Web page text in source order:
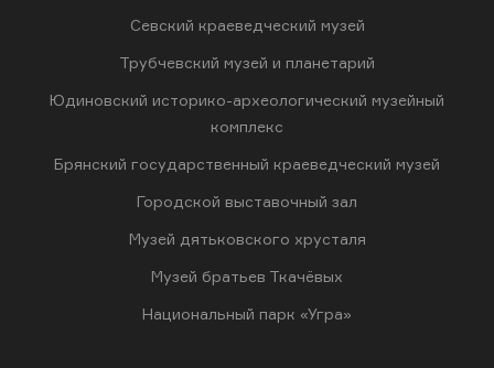
Севский краеведческий музей
Трубчевский музей и планетарий
Юдиновский историко-археологический музейный
комплекс
Брянский государственный краеведческий музей
Городской выставочный зал
Музей дятьковского хрусталя
Музей братьев Ткачёвых
Национальный парк «Угра»